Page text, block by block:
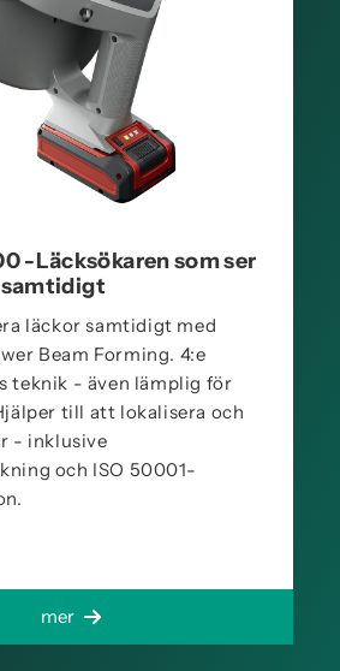
-Läcksökaren som ser
läckor samtidigt med
Beam Forming. 4:e
teknik - även lämplig för
till att lokalisera och
- inklusive
och ISO 50001-
mer